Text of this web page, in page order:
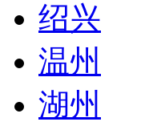
绍兴
温州
湖州